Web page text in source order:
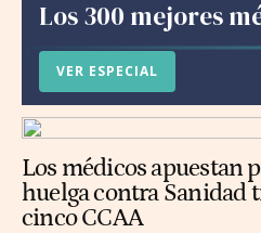
Los 300 mejores
VER ESPECIAL
Los médicos apuestan
huelga contra Sanidad
cinco CCAA